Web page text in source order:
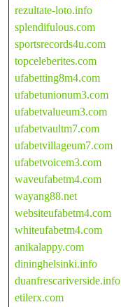
rezultate-loto.info
splendifulous.com
sportsrecords4u.com
topceleberites.com
ufabetting8m4.com
ufabetunionum3.com
ufabetvalueum3.com
ufabetvaultm7.com
ufabetvillageum7.com
ufabetvoicem3.com
waveufabetm4.com
wayang88.net
websiteufabetm4.com
whiteufabetm4.com
anikalappy.com
dininghelsinki.info
duanfrescariverside.info
etilerx.com